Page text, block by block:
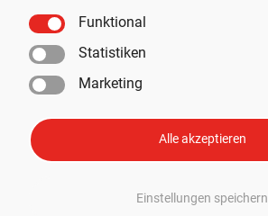
Funktional
Statistiken
Marketing
Alle akzeptieren
Einstellungen speichern